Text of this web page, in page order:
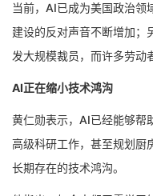
当前，AI已成为美国政治领
建设的反对声音不断增加；
发大规模裁员，而许多劳动
AI正在缩小技术鸿沟
黄仁勋表示，AI已经能够帮
高级科研工作，甚至规划厨
长期存在的技术鸿沟。